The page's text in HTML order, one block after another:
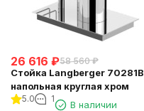
26 616 ₽58 560 ₽
Стойка Langberger 70281B
напольная круглая хром
5.0 1
В наличии